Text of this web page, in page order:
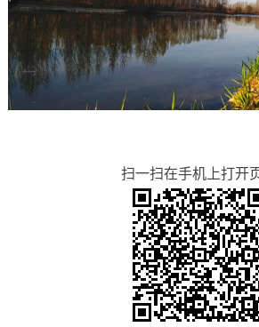
扫一扫在手机上打开